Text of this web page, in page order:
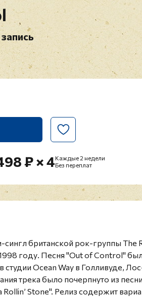
₽ × 4Каждые 2 недели
Без переплат
британской рок-группы The
году. Песня "Out of Control"
студии Ocean Way в Голливуде,
трека было почерпнуто из
Rollin’ Stone". Релиз содержит